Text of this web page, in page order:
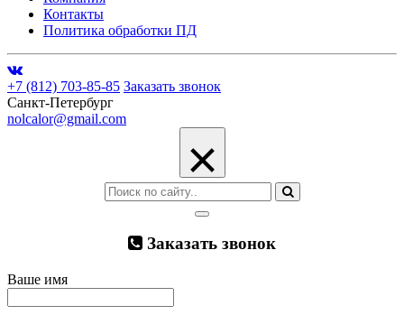
Контакты
Политика обработки ПД
+7 (812) 703-85-85 Заказать звонок
Санкт-Петербург
nolcalor@gmail.com
×
Заказать звонок
Ваше имя